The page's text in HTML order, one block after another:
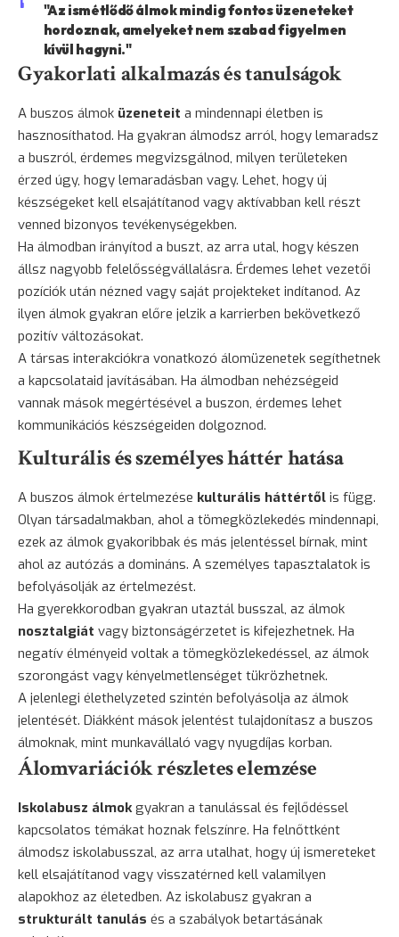
"Az ismétlődő álmok mindig fontos üzeneteket
hordoznak, amelyeket nem szabad figyelmen
kívül hagyni."
Gyakorlati alkalmazás és tanulságok
A buszos álmok üzeneteit a mindennapi életben is
hasznosíthatod. Ha gyakran álmodsz arról, hogy lemaradsz
a buszról, érdemes megvizsgálnod, milyen területeken
érzed úgy, hogy lemaradásban vagy. Lehet, hogy új
készségeket kell elsajátítanod vagy aktívabban kell részt
venned bizonyos tevékenységekben.
Ha álmodban irányítod a buszt, az arra utal, hogy készen
állsz nagyobb felelősségvállalásra. Érdemes lehet vezetői
pozíciók után nézned vagy saját projekteket indítanod. Az
ilyen álmok gyakran előre jelzik a karrierben bekövetkező
pozitív változásokat.
A társas interakciókra vonatkozó álomüzenetek segíthetnek
a kapcsolataid javításában. Ha álmodban nehézségeid
vannak mások megértésével a buszon, érdemes lehet
kommunikációs készségeiden dolgoznod.
Kulturális és személyes háttér hatása
A buszos álmok értelmezése kulturális háttértől is függ.
Olyan társadalmakban, ahol a tömegközlekedés mindennapi,
ezek az álmok gyakoribbak és más jelentéssel bírnak, mint
ahol az autózás a domináns. A személyes tapasztalatok is
befolyásolják az értelmezést.
Ha gyerekkorodban gyakran utaztál busszal, az álmok
nosztalgiát vagy biztonságérzetet is kifejezhetnek. Ha
negatív élményeid voltak a tömegközlekedéssel, az álmok
szorongást vagy kényelmetlenséget tükrözhetnek.
A jelenlegi élethelyzeted szintén befolyásolja az álmok
jelentését. Diákként mások jelentést tulajdonítasz a buszos
álmoknak, mint munkavállaló vagy nyugdíjas korban.
Álomvariációk részletes elemzése
Iskolabusz álmokgyakran a tanulással és fejlődéssel
kapcsolatos témákat hoznak felszínre. Ha felnőttként
álmodsz iskolabusszal, az arra utalhat, hogy új ismereteket
kell elsajátítanod vagy visszatérned kell valamilyen
alapokhoz az életedben. Az iskolabusz gyakran a
strukturált tanulás és a szabályok betartásának